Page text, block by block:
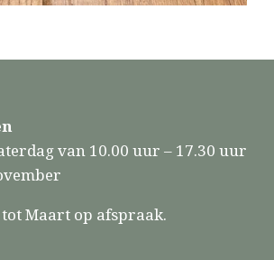
van 10.00 uur – 17.30 uur
Maart op afspraak.